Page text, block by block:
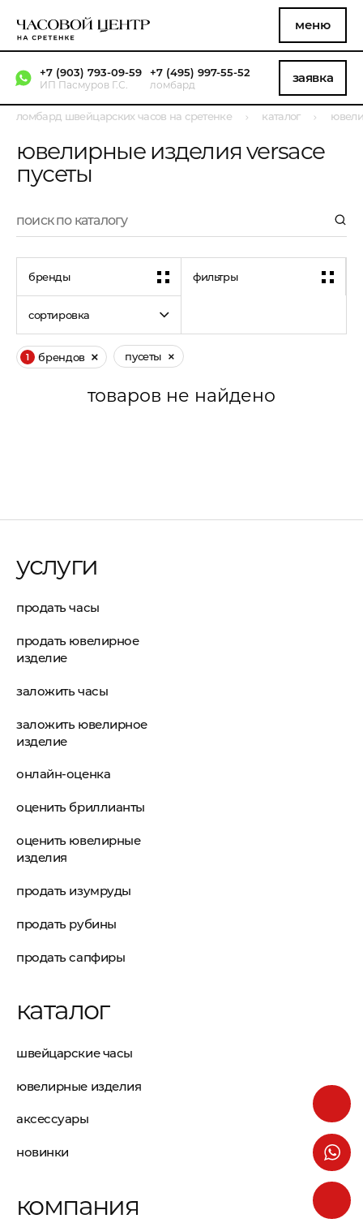
меню
+7 (903) 793-09-59
ИП Пасмуров Г.С.
+7 (495) 997-55-52
ломбард заявка
ломбард швейцарских часов на сретенке каталог
ювелирные изделия versace
пусеты
бренды фильтры
сортировка
1 брендов пусеты
товаров не найдено
услуги
продать часы
продать ювелирное
изделие
заложить часы
заложить ювелирное
изделие
онлайн-оценка
оценить бриллианты
оценить ювелирные
изделия
продать изумруды
продать рубины
продать сапфиры
каталог
швейцарские часы
ювелирные изделия
аксессуары
новинки
компания